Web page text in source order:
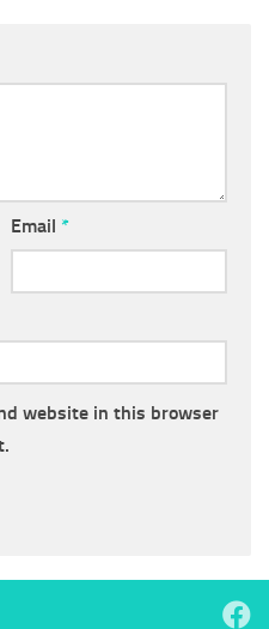
Email *
website in this browser